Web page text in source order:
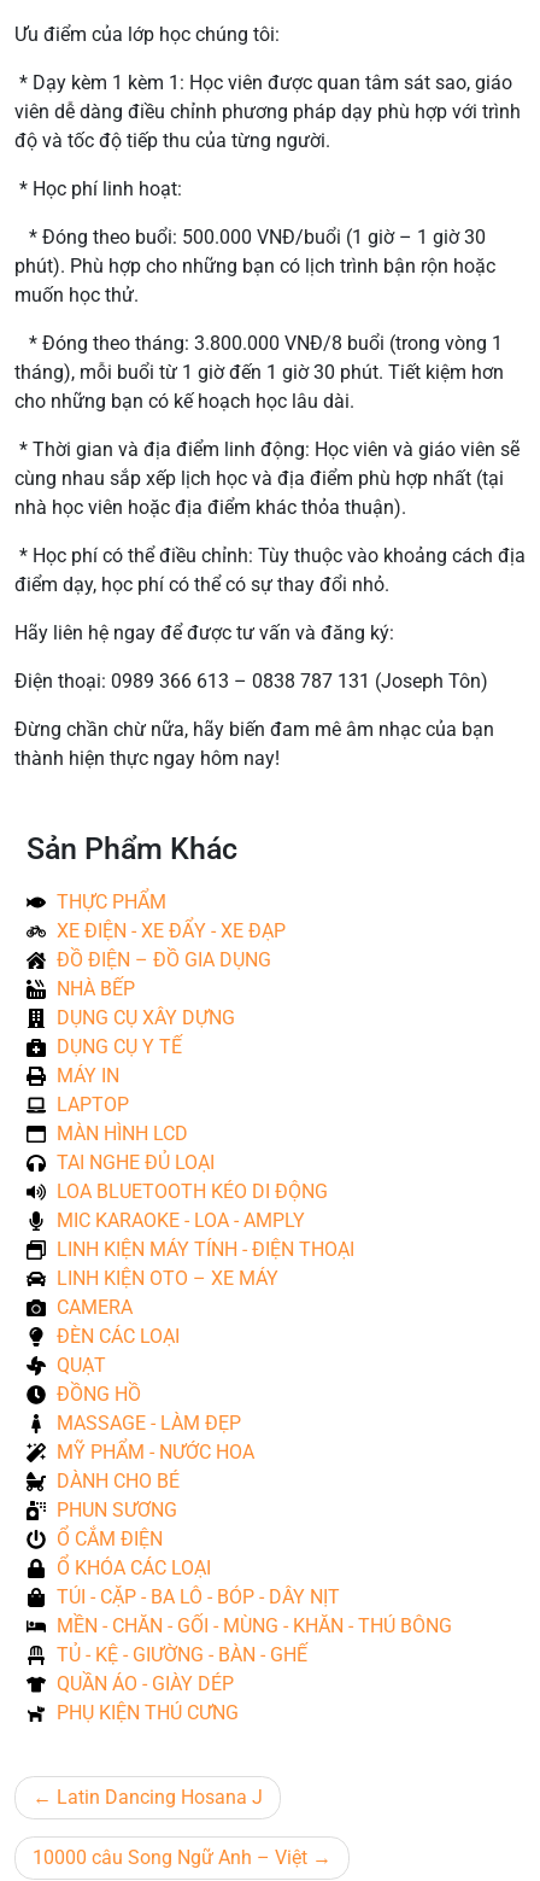
Ưu điểm của lớp học chúng tôi:
* Dạy kèm 1 kèm 1: Học viên được quan tâm sát sao, giáo
viên dễ dàng điều chỉnh phương pháp dạy phù hợp với trình
độ và tốc độ tiếp thu của từng người.
* Học phí linh hoạt:
* Đóng theo buổi: 500.000 VNĐ/buổi (1 giờ – 1 giờ 30
phút). Phù hợp cho những bạn có lịch trình bận rộn hoặc
muốn học thử.
* Đóng theo tháng: 3.800.000 VNĐ/8 buổi (trong vòng 1
tháng), mỗi buổi từ 1 giờ đến 1 giờ 30 phút. Tiết kiệm hơn
cho những bạn có kế hoạch học lâu dài.
* Thời gian và địa điểm linh động: Học viên và giáo viên sẽ
cùng nhau sắp xếp lịch học và địa điểm phù hợp nhất (tại
nhà học viên hoặc địa điểm khác thỏa thuận).
* Học phí có thể điều chỉnh: Tùy thuộc vào khoảng cách địa
điểm dạy, học phí có thể có sự thay đổi nhỏ.
Hãy liên hệ ngay để được tư vấn và đăng ký:
Điện thoại: 0989 366 613 – 0838 787 131 (Joseph Tôn)
Đừng chần chừ nữa, hãy biến đam mê âm nhạc của bạn
thành hiện thực ngay hôm nay!
Sản Phẩm Khác
THỰC PHẨM
XE ĐIỆN - XE ĐẨY - XE ĐẠP
ĐỒ ĐIỆN – ĐỒ GIA DỤNG
NHÀ BẾP
DỤNG CỤ XÂY DỰNG
DỤNG CỤ Y TẾ
MÁY IN
LAPTOP
MÀN HÌNH LCD
TAI NGHE ĐỦ LOẠI
LOA BLUETOOTH KÉO DI ĐỘNG
MIC KARAOKE - LOA - AMPLY
LINH KIỆN MÁY TÍNH - ĐIỆN THOẠI
LINH KIỆN OTO – XE MÁY
CAMERA
ĐÈN CÁC LOẠI
QUẠT
ĐỒNG HỒ
MASSAGE - LÀM ĐẸP
MỸ PHẨM - NƯỚC HOA
DÀNH CHO BÉ
PHUN SƯƠNG
Ổ CẮM ĐIỆN
Ổ KHÓA CÁC LOẠI
TÚI - CẶP - BA LÔ - BÓP - DÂY NỊT
MỀN - CHĂN - GỐI - MÙNG - KHĂN - THÚ BÔNG
TỦ - KỆ - GIƯỜNG - BÀN - GHẾ
QUẦN ÁO - GIÀY DÉP
PHỤ KIỆN THÚ CƯNG
Latin Dancing Hosana J
10000 câu Song Ngữ Anh – Việt